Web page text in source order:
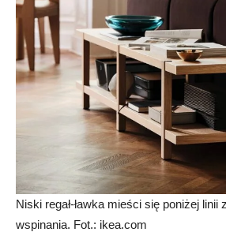
Niski regał-ławka mieści się poniżej linii
wspinania. Fot.: ikea.com